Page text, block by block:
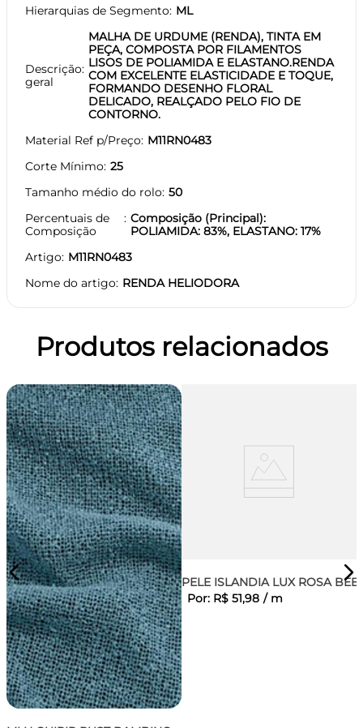
Hierarquias de Segmento ML
Descrição
geral
MALHA DE URDUME (RENDA), TINTA EM
PEÇA, COMPOSTA POR FILAMENTOS
LISOS DE POLIAMIDA E ELASTANO.RENDA
COM EXCELENTE ELASTICIDADE E TOQUE,
FORMANDO DESENHO FLORAL
DELICADO, REALÇADO PELO FIO DE
CONTORNO.
Material Ref p/Preço M11RN0483
Corte Mínimo 25
Tamanho médio do rolo 50
Percentuais de
Composição
Composição (Principal):
POLIAMIDA: 83%, ELASTANO: 17%
Artigo M11RN0483
Nome do artigo RENDA HELIODORA
Produtos relacionados
PELE ISLANDIA LUX ROSA
Por: R$ 51,98 / m